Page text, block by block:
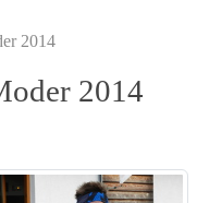
2014
2014